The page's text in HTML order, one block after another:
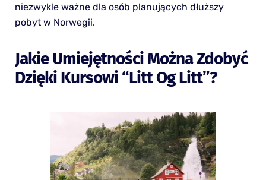
niezwykle ważne dla osób planujących dłuższy
pobyt w Norwegii.
Jakie Umiejętności Można Zdobyć
Dzięki Kursowi “Litt Og Litt”?